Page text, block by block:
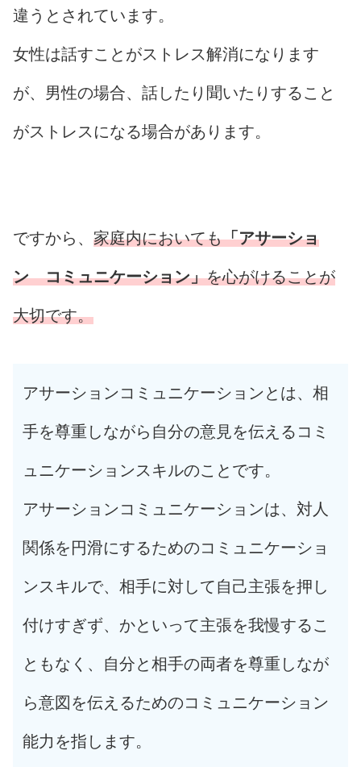
違うとされています。
女性は話すことがストレス解消になります
が、男性の場合、話したり聞いたりすること
がストレスになる場合があります。
ですから、 家庭内においても「アサーショ
ン コミュニケーション」を心がけることが
大切です。
アサーションコミュニケーションとは、相
手を尊重しながら自分の意見を伝えるコミ
ュニケーションスキルのことです。
アサーションコミュニケーションは、対人
関係を円滑にするためのコミュニケーショ
ンスキルで、相手に対して自己主張を押し
付けすぎず、かといって主張を我慢するこ
ともなく、自分と相手の両者を尊重しなが
ら意図を伝えるためのコミュニケーション
能力を指します。